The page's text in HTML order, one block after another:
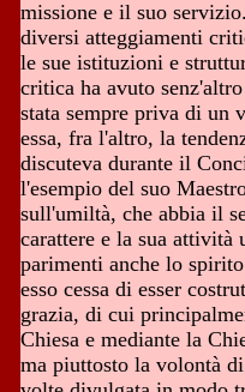
missione e il suo
diversi atteggiamenti
le sue istituzioni e
critica ha avuto
stata sempre priva di un
essa, fra l'altro, la
discuteva durante il
l'esempio del suo
sull'umiltà, che abbia il
carattere e la sua attività
parimenti anche lo
esso cessa di esser
grazia, di cui
Chiesa e mediante la
ma piuttosto la volontà